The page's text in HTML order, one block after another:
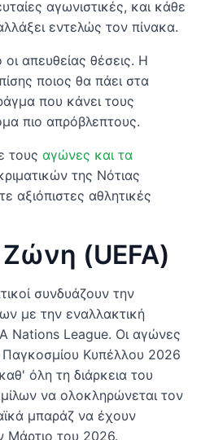
αγωνιστικές, και κάθε
εντελώς τον πίνακα.
απευθείας θέσεις. Η
ποιος θα πάει στα
που κάνει τους
πιο απρόβλεπτους.
τους αγώνες και τα
της Νότιας
αξιόπιστες αθλητικές
(UEFA)
συνδυάζουν την
με την εναλλακτική
Nations League. Οι αγώνες
Κυπέλλου 2026
όλη τη διάρκεια του
να ολοκληρώνεται τον
μπαράζ να έχουν
Μάρτιο του 2026.